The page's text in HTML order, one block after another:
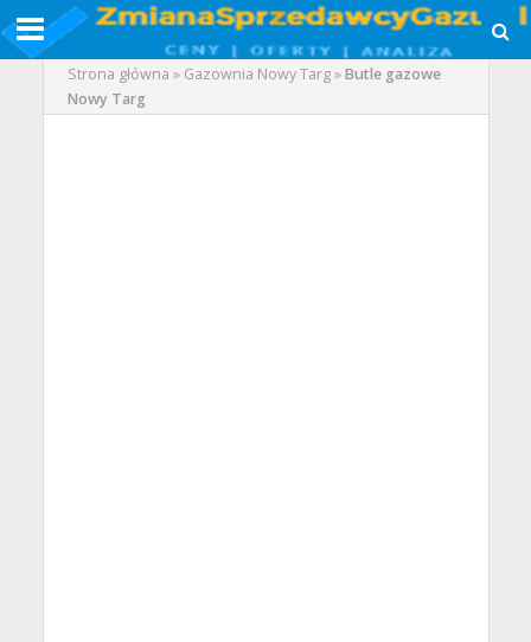
Strona główna » Gazownia Nowy Targ»Butle gazowe
Nowy Targ